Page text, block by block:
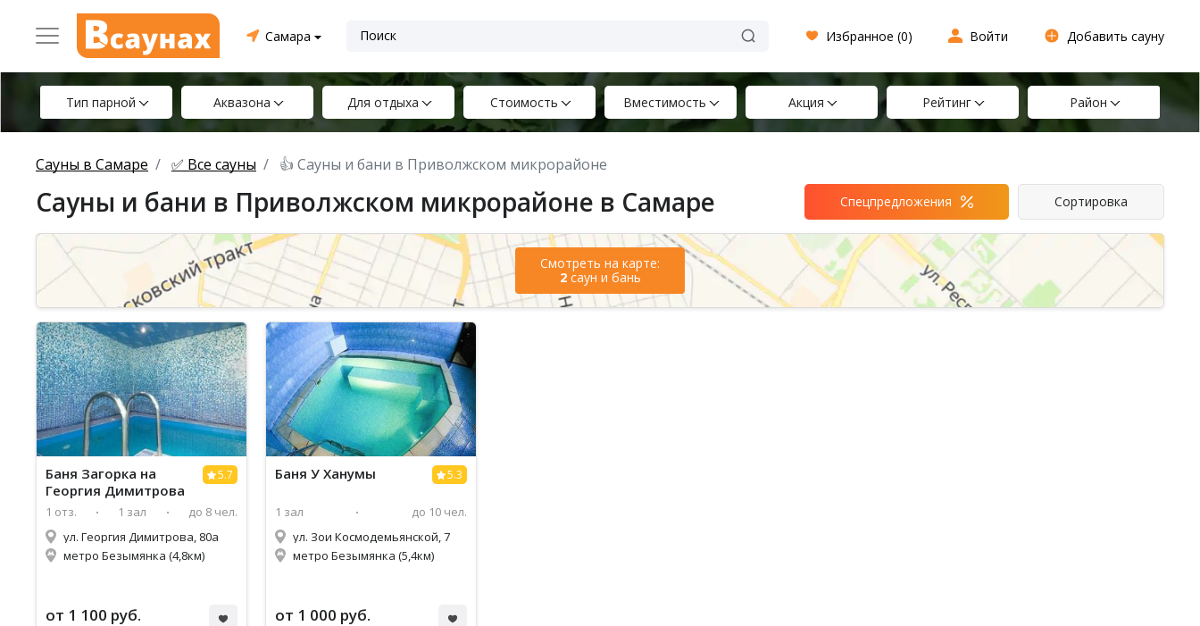
Самара Избранное (0) Войти Добавить сауну
Тип парной Аквазона Для отдыха Стоимость Вместимость Акция Рейтинг Район
Сауны в Самаре ✅ Все сауны 👍 Сауны и бани в Приволжском микрорайоне
Сауны и бани в Приволжском микрорайоне в Самаре Спецпредложения Сортировка
Смотреть на карте:
2саун и бань
5.7
Баня Загорка на
Георгия Димитрова
1 отз. 1 зал
до 8 чел.
ул. Георгия Димитрова, 80а
метро Безымянка (4,8км)
от 1 100 руб.
5.3
Баня У Ханумы
1 зал
до 10 чел.
ул. Зои Космодемьянской, 7
метро Безымянка (5,4км)
от 1 000 руб.